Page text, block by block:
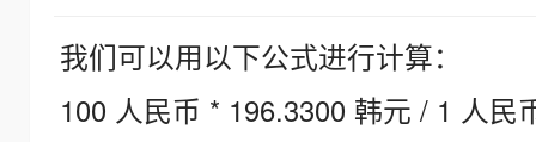
我们可以用以下公式进行计算：
100 人民币 * 196.3300 韩元 / 1 人民